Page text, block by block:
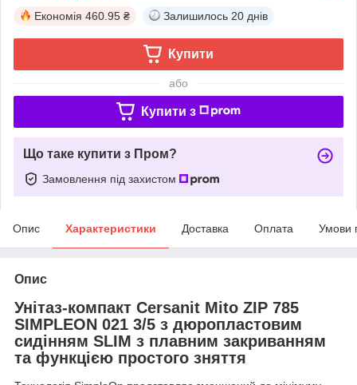
Економія 460.95 ₴ Залишилось 20 днів
Купити
або
Купити з
Що таке купити з Пром?
Замовлення під захистом
Опис Характеристики Доставка Оплата Умови
Опис
Унітаз-компакт Cersanit Mito ZIP 785
SIMPLEON 021 3/5 з дюропластовим
сидінням SLIM з плавним закриванням
та функцією простого зняття